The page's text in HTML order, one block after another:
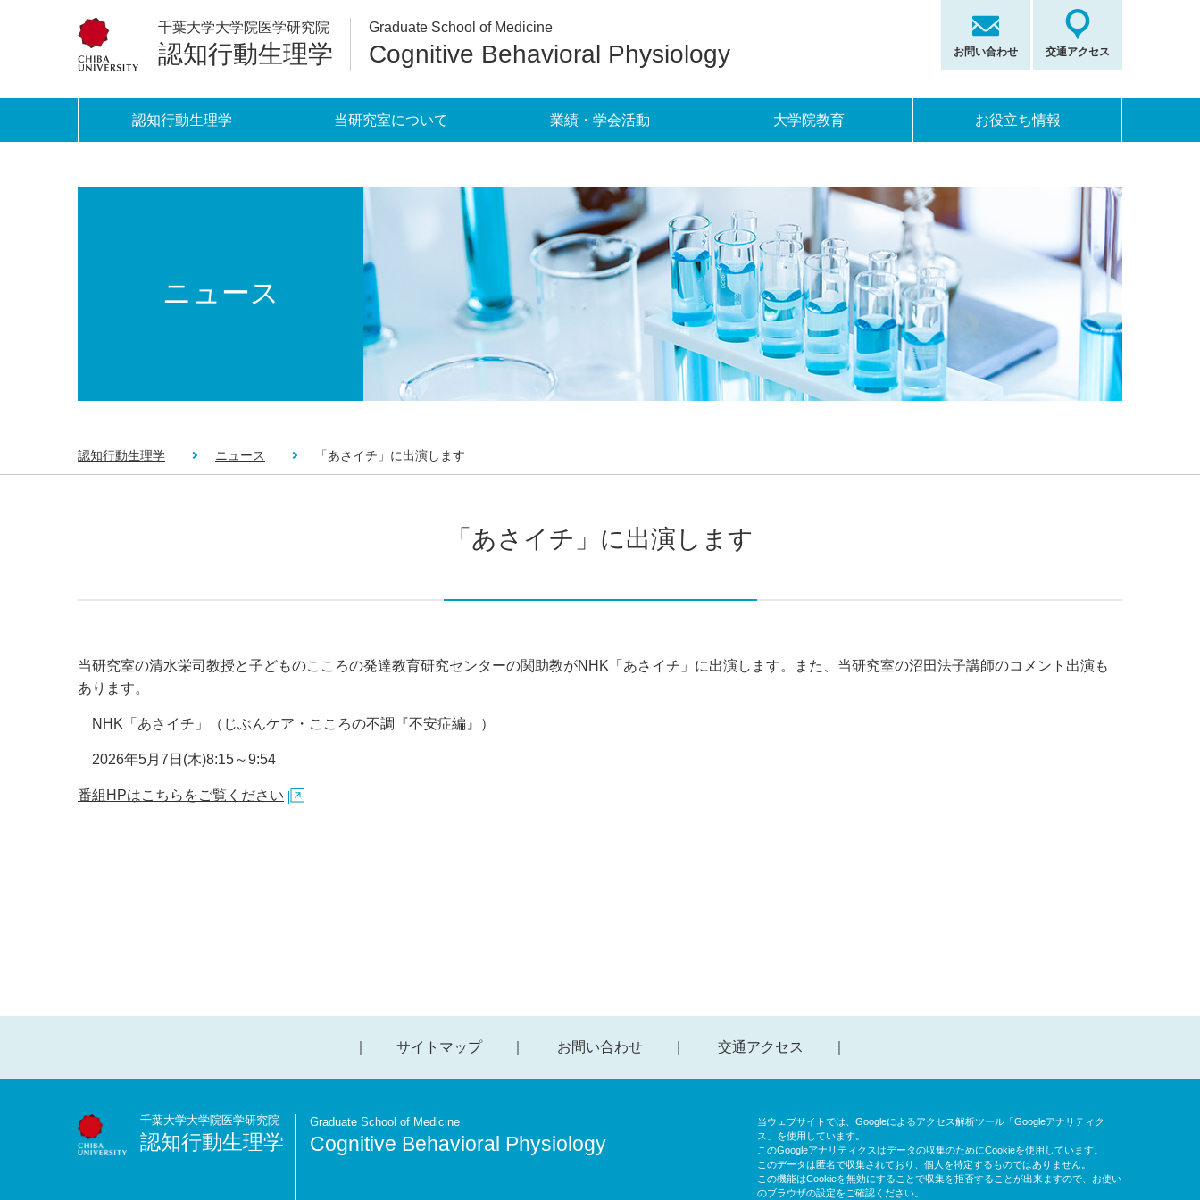
千葉大学大学院医学研究院
認知行動生理学
Graduate School of Medicine
Cognitive Behavioral Physiology お問い合わせ 交通アクセス
認知行動生理学 当研究室について 業績・学会活動 大学院教育 お役立ち情報
ニュース
認知行動生理学 ニュース 「あさイチ」に出演します
「あさイチ」に出演します
当研究室の清水栄司教授と子どものこころの発達教育研究センターの関助教がNHK「あさイチ」に出演します。また、当研究室の沼田法子講師のコメント出演も
あります。
NHK「あさイチ」（じぶんケア・こころの不調『不安症編』）
2026年5月7日(木)8:15～9:54
番組HPはこちらをご覧ください
サイトマップ お問い合わせ 交通アクセス
千葉大学大学院医学研究院
認知行動生理学
Graduate School of Medicine
Cognitive Behavioral Physiology
当ウェブサイトでは、Googleによるアクセス解析ツール「Googleアナリティク
ス」を使用しています。
このGoogleアナリティクスはデータの収集のためにCookieを使用しています。
このデータは匿名で収集されており、個人を特定するものではありません。
この機能はCookieを無効にすることで収集を拒否することが出来ますので、お使い
のブラウザの設定をご確認ください。